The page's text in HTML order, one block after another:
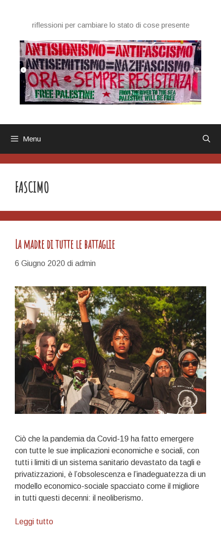
contenutoriflessioni per cambiare lo stato di cose presente
Menu
FASCIMO
La madre di tutte le battaglie
6 Giugno 2020 di admin
Ciò che la pandemia da Covid-19 ha fatto emergere
con tutte le sue implicazioni economiche e sociali, con
tutti i limiti di un sistema sanitario devastato da tagli e
privatizzazioni, è l’obsolescenza e l’inadeguatezza di un
modello economico-sociale spacciato come il migliore
in tutti questi decenni: il neoliberismo.
Leggi tuttoLa